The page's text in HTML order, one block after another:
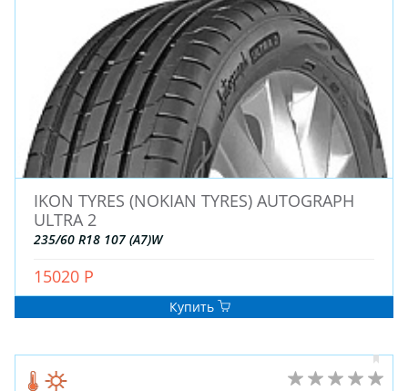
ДЛЯ ГРУЗОВЫХ АВТО
ДЛЯ ГРУЗОВЫХ АВТО
ДЛЯ ЛЕГКОВЫХ АВТО
ШИНЫ
АККУМУЛЯТОРЫ
IKON TYRES (NOKIAN TYRES) AUTOGRAPH
ULTRA 2
235/60 R18 107 (A7)W
15020 Р
Купить